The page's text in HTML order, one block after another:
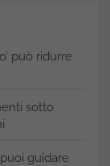
può ridurre
sotto
guidare